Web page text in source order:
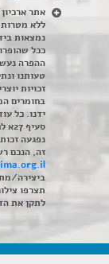
אתר
ללא מטרות
נמצאות
ככל
ההפרה
טעותנו
זכויות
בחומרים
ידנו. כל
נפגעה
זה, הנכם
ביצירה/
תצרפו
לתקן את